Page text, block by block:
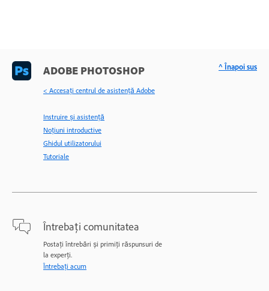
ADOBE PHOTOSHOP
< Accesaţi centrul de asistenţă Adobe
Instruire și asistență
Noțiuni introductive
Ghidul utilizatorului
Tutoriale
Întrebați comunitatea
Postați întrebări și primiți răspunsuri de
la experți.
Întrebați acum
^ Înapoi sus